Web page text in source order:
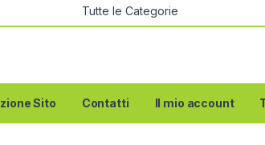
Sito Contatti Il mio account